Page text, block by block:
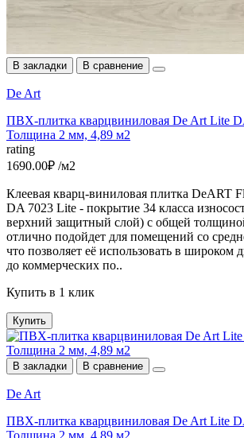
В закладки В сравнение
De Art
ПВХ-плитка кварцвиниловая De Art Lite
Толщина 2 мм, 4,89 м2
rating
1690.00₽ /м2
Клеевая кварц-виниловая плитка DeART
DA 7023 Lite - покрытие 34 класса
верхний защитный слой) с общей
отлично подойдет для помещений со
что позволяет её использовать в широком
до коммерческих по..
Купить в 1 клик
Купить
В закладки В сравнение
De Art
ПВХ-плитка кварцвиниловая De Art Lite
Толщина 2 мм, 4,89 м2